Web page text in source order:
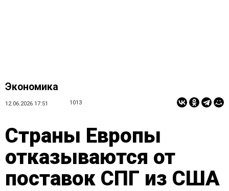
Экономика
12.06.2026 17:51 1013
Страны Европы
отказываются от
поставок СПГ из США